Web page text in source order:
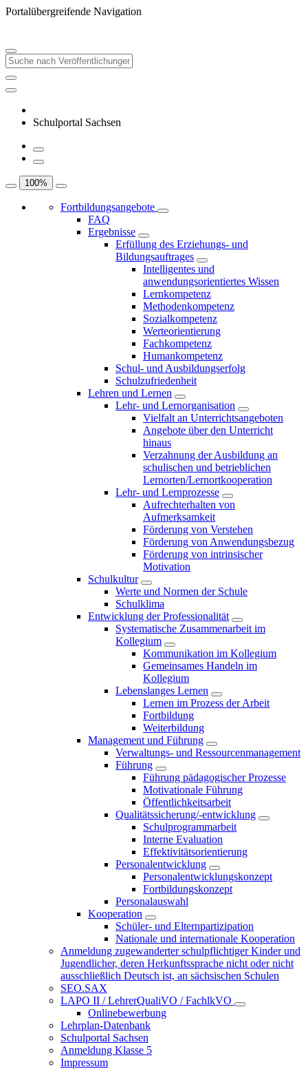
Portalübergreifende Navigation
Schulportal Sachsen
100%
Fortbildungsangebote
FAQ
Ergebnisse
Erfüllung des Erziehungs- und
Bildungsauftrages
Intelligentes und
anwendungsorientiertes Wissen
Lernkompetenz
Methodenkompetenz
Sozialkompetenz
Werteorientierung
Fachkompetenz
Humankompetenz
Schul- und Ausbildungserfolg
Schulzufriedenheit
Lehren und Lernen
Lehr- und Lernorganisation
Vielfalt an Unterrichtsangeboten
Angebote über den Unterricht
hinaus
Verzahnung der Ausbildung an
schulischen und betrieblichen
Lernorten/Lernortkooperation
Lehr- und Lernprozesse
Aufrechterhalten von
Aufmerksamkeit
Förderung von Verstehen
Förderung von Anwendungsbezug
Förderung von intrinsischer
Motivation
Schulkultur
Werte und Normen der Schule
Schulklima
Entwicklung der Professionalität
Systematische Zusammenarbeit im
Kollegium
Kommunikation im Kollegium
Gemeinsames Handeln im
Kollegium
Lebenslanges Lernen
Lernen im Prozess der Arbeit
Fortbildung
Weiterbildung
Management und Führung
Verwaltungs- und Ressourcenmanagement
Führung
Führung pädagogischer Prozesse
Motivationale Führung
Öffentlichkeitsarbeit
Qualitätssicherung/-entwicklung
Schulprogrammarbeit
Interne Evaluation
Effektivitätsorientierung
Personalentwicklung
Personalentwicklungskonzept
Fortbildungskonzept
Personalauswahl
Kooperation
Schüler- und Elternpartizipation
Nationale und internationale Kooperation
Anmeldung zugewanderter schulpflichtiger Kinder und
Jugendlicher, deren Herkunftssprache nicht oder nicht
ausschließlich Deutsch ist, an sächsischen Schulen
SEO.SAX
LAPO II / LehrerQualiVO / FachlkVO
Onlinebewerbung
Lehrplan-Datenbank
Schulportal Sachsen
Anmeldung Klasse 5
Impressum